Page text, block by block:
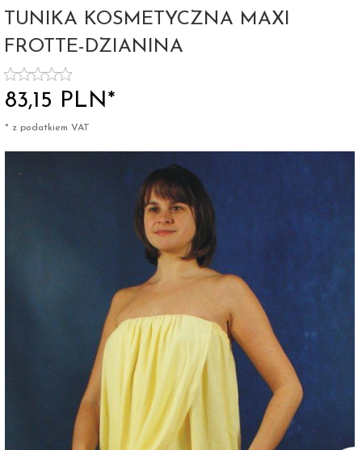
TUNIKA KOSMETYCZNA MAXI
FROTTE-DZIANINA
83,15 PLN*
* z podatkiem VAT